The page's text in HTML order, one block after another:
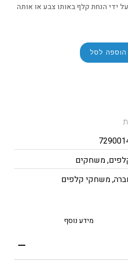
ידי הנחת קלף באותו צבע או אותה
הוספה לסל
,משחקים
,משחקי קלפים
מידע נוסף